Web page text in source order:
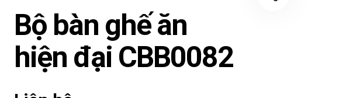
Bộ bàn ghế ăn
hiện đại CBB0082